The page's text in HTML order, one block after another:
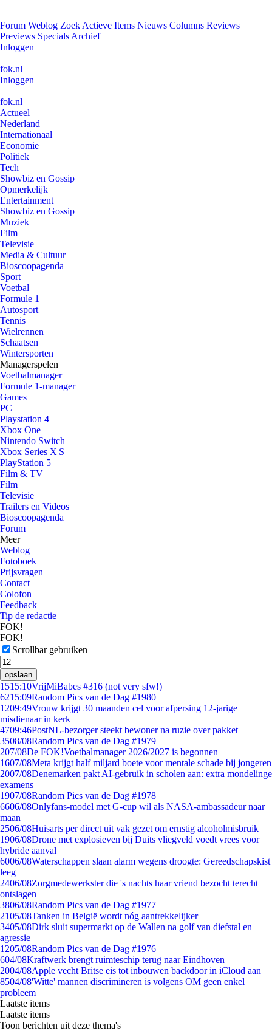
Forum Weblog Zoek Actieve Items Nieuws Columns Reviews
Previews Specials Archief
Inloggen
fok.nl
Inloggen
fok.nl
Actueel
Nederland
Internationaal
Economie
Politiek
Tech
Showbiz en Gossip
Opmerkelijk
Entertainment
Showbiz en Gossip
Muziek
Film
Televisie
Media & Cultuur
Bioscoopagenda
Sport
Voetbal
Formule 1
Autosport
Tennis
Wielrennen
Schaatsen
Wintersporten
Managerspelen
Voetbalmanager
Formule 1-manager
Games
PC
Playstation 4
Xbox One
Nintendo Switch
Xbox Series X|S
PlayStation 5
Film & TV
Film
Televisie
Trailers en Videos
Bioscoopagenda
Forum
Meer
Weblog
Fotoboek
Prijsvragen
Contact
Colofon
Feedback
Tip de redactie
FOK!
FOK!
Scrollbar gebruiken
opslaan
1515:10VrijMiBabes #316 (not very sfw!)
6215:09Random Pics van de Dag #1980
1209:49Vrouw krijgt 30 maanden cel voor afpersing 12-jarige
misdienaar in kerk
4709:46PostNL-bezorger steekt bewoner na ruzie over pakket
3508/08Random Pics van de Dag #1979
207/08De FOK!Voetbalmanager 2026/2027 is begonnen
1607/08Meta krijgt half miljard boete voor mentale schade bij jongeren
2007/08Denemarken pakt AI-gebruik in scholen aan: extra mondelinge
examens
1907/08Random Pics van de Dag #1978
6606/08Onlyfans-model met G-cup wil als NASA-ambassadeur naar
maan
2506/08Huisarts per direct uit vak gezet om ernstig alcoholmisbruik
1906/08Drone met explosieven bij Duits vliegveld voedt vrees voor
hybride aanval
6006/08Waterschappen slaan alarm wegens droogte: Gereedschapskist
leeg
2406/08Zorgmedewerkster die 's nachts haar vriend bezocht terecht
ontslagen
3806/08Random Pics van de Dag #1977
2105/08Tanken in België wordt nóg aantrekkelijker
3405/08Dirk sluit supermarkt op de Wallen na golf van diefstal en
agressie
1205/08Random Pics van de Dag #1976
604/08Kraftwerk brengt ruimteschip terug naar Eindhoven
2004/08Apple vecht Britse eis tot inbouwen backdoor in iCloud aan
8504/08'Witte' mannen discrimineren is volgens OM geen enkel
probleem
Laatste items
Laatste items
Toon berichten uit deze thema's